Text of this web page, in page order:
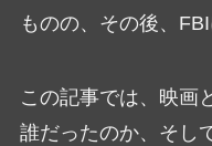
ものの、その後、
この記事では、映画
誰だったのか、そし